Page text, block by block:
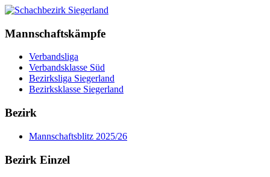
Mannschaftskämpfe
Verbandsliga
Verbandsklasse Süd
Bezirksliga Siegerland
Bezirksklasse Siegerland
Bezirk
Mannschaftsblitz 2025/26
Bezirk Einzel